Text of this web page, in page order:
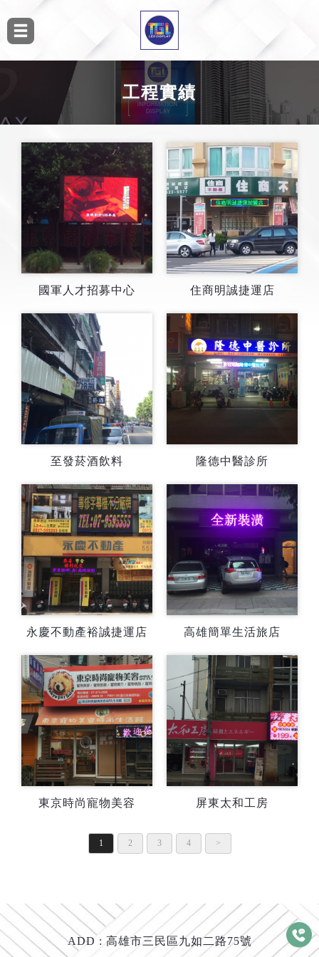
工程實績
國軍人才招募中心 住商明誠捷運店
至發菸酒飲料 隆德中醫診所
永慶不動產裕誠捷運店 高雄簡單生活旅店
東京時尚寵物美容 屏東太和工房
1 2 3 4 >
ADD : 高雄市三民區九如二路75號